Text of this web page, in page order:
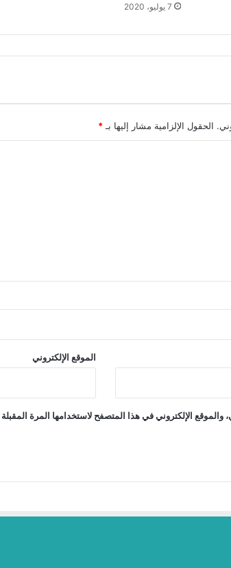
7 يوليو، 2020
الحقول الإلزامية مشار إليها بـ *
الموقع الإلكتروني
الإلكتروني في هذا المتصفح لاستخدامها المرة